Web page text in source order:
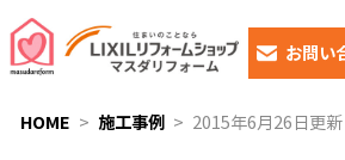
お問い
HOME 施工事例 2015年6月26日更